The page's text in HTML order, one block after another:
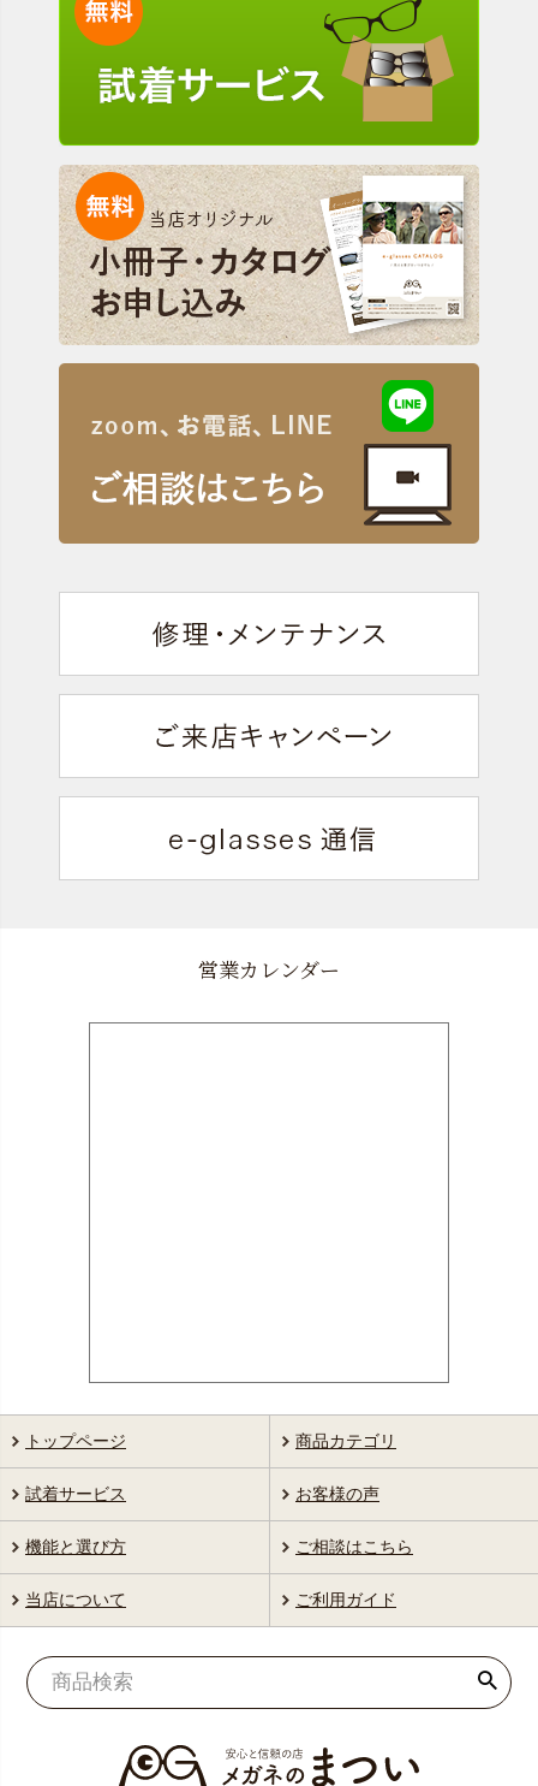
営業カレンダー
トップページ 商品カテゴリ
試着サービス お客様の声
機能と選び方 ご相談はこちら
当店について ご利用ガイド